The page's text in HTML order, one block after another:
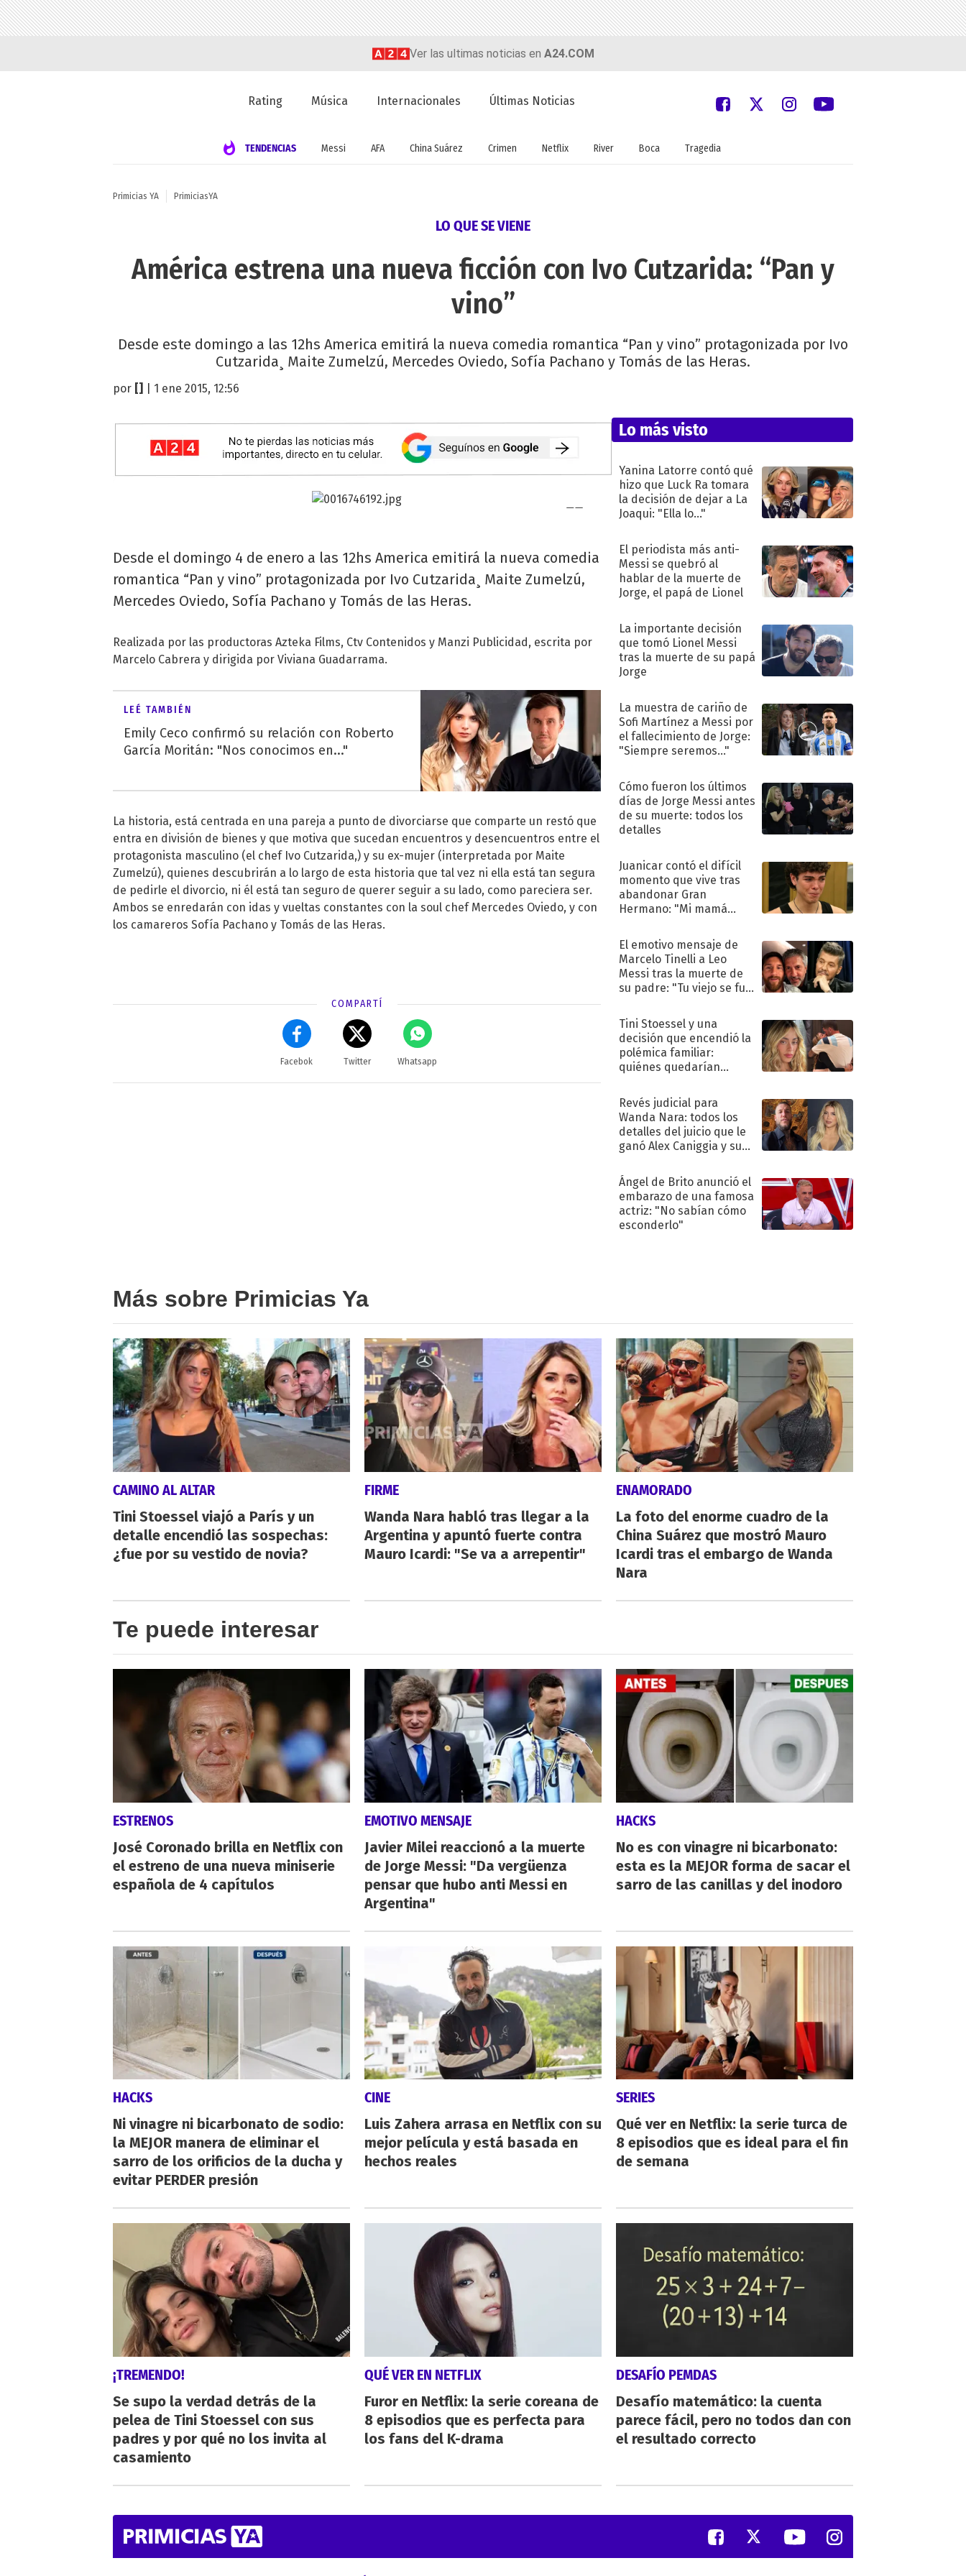
Ver las ultimas noticias en A24.COM
Rating Música Internacionales Últimas Noticias
TENDENCIAS Messi AFA China Suárez Crimen Netflix River Boca Tragedia
Primicias YA PrimiciasYA
LO QUE SE VIENE
América estrena una nueva ficción con Ivo Cutzarida: “Pan y
vino”
Desde este domingo a las 12hs America emitirá la nueva comedia romantica “Pan y vino” protagonizada por Ivo
Cutzarida¸ Maite Zumelzú, Mercedes Oviedo, Sofía Pachano y Tomás de las Heras.
por | 1 ene 2015, 12:56
Desde el domingo 4 de enero a las 12hs America emitirá la nueva comedia
romantica “Pan y vino” protagonizada por Ivo Cutzarida¸ Maite Zumelzú,
Mercedes Oviedo, Sofía Pachano y Tomás de las Heras.
Realizada por las productoras Azteka Films, Ctv Contenidos y Manzi Publicidad, escrita por
Marcelo Cabrera y dirigida por Viviana Guadarrama.
LEÉ TAMBIÉN
Emily Ceco confirmó su relación con Roberto
García Moritán: "Nos conocimos en..."
La historia, está centrada en una pareja a punto de divorciarse que comparte un restó que
entra en división de bienes y que motiva que sucedan encuentros y desencuentros entre el
protagonista masculino (el chef Ivo Cutzarida,) y su ex-mujer (interpretada por Maite
Zumelzú), quienes descubrirán a lo largo de esta historia que tal vez ni ella está tan segura
de pedirle el divorcio, ni él está tan seguro de querer seguir a su lado, como pareciera ser.
Ambos se enredarán con idas y vueltas constantes con la soul chef Mercedes Oviedo, y con
los camareros Sofía Pachano y Tomás de las Heras.
COMPARTÍ
Facebok Twitter Whatsapp
Lo más visto
Yanina Latorre contó qué
hizo que Luck Ra tomara
la decisión de dejar a La
Joaqui: "Ella lo..."
El periodista más anti-
Messi se quebró al
hablar de la muerte de
Jorge, el papá de Lionel
La importante decisión
que tomó Lionel Messi
tras la muerte de su papá
Jorge
La muestra de cariño de
Sofi Martínez a Messi por
el fallecimiento de Jorge:
"Siempre seremos..."
Cómo fueron los últimos
días de Jorge Messi antes
de su muerte: todos los
detalles
Juanicar contó el difícil
momento que vive tras
abandonar Gran
Hermano: "Mi mamá
El emotivo mensaje de
Marcelo Tinelli a Leo
Messi tras la muerte de
su padre: "Tu viejo se fue
Tini Stoessel y una
decisión que encendió la
polémica familiar:
quiénes quedarían
Revés judicial para
Wanda Nara: todos los
detalles del juicio que le
ganó Alex Caniggia y sus
Ángel de Brito anunció el
embarazo de una famosa
actriz: "No sabían cómo
esconderlo"
Más sobre Primicias Ya
CAMINO AL ALTAR
Tini Stoessel viajó a París y un
detalle encendió las sospechas:
¿fue por su vestido de novia?
FIRME
Wanda Nara habló tras llegar a la
Argentina y apuntó fuerte contra
Mauro Icardi: "Se va a arrepentir"
ENAMORADO
La foto del enorme cuadro de la
China Suárez que mostró Mauro
Icardi tras el embargo de Wanda
Nara
Te puede interesar
ESTRENOS
José Coronado brilla en Netflix con
el estreno de una nueva miniserie
española de 4 capítulos
EMOTIVO MENSAJE
Javier Milei reaccionó a la muerte
de Jorge Messi: "Da vergüenza
pensar que hubo anti Messi en
Argentina"
HACKS
No es con vinagre ni bicarbonato:
esta es la MEJOR forma de sacar el
sarro de las canillas y del inodoro
HACKS
Ni vinagre ni bicarbonato de sodio:
la MEJOR manera de eliminar el
sarro de los orificios de la ducha y
evitar PERDER presión
CINE
Luis Zahera arrasa en Netflix con su
mejor película y está basada en
hechos reales
SERIES
Qué ver en Netflix: la serie turca de
8 episodios que es ideal para el fin
de semana
¡TREMENDO!
Se supo la verdad detrás de la
pelea de Tini Stoessel con sus
padres y por qué no los invita al
casamiento
QUÉ VER EN NETFLIX
Furor en Netflix: la serie coreana de
8 episodios que es perfecta para
los fans del K-drama
DESAFÍO PEMDAS
Desafío matemático: la cuenta
parece fácil, pero no todos dan con
el resultado correcto